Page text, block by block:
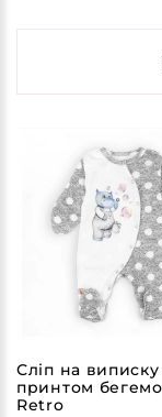
Сліп на виписку
принтом
Retro